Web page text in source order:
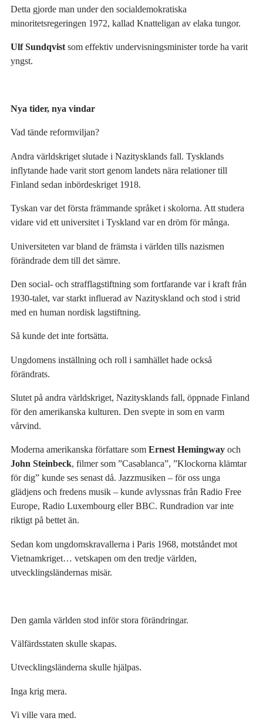
Detta gjorde man under den socialdemokratiska
minoritetsregeringen 1972, kallad Knatteligan av elaka tungor.
Ulf Sundqvistsom effektiv undervisningsminister torde ha varit
yngst.
Nya tider, nya vindar
Vad tände reformviljan?
Andra världskriget slutade i Nazitysklands fall. Tysklands
inflytande hade varit stort genom landets nära relationer till
Finland sedan inbördeskriget 1918.
Tyskan var det första främmande språket i skolorna. Att studera
vidare vid ett universitet i Tyskland var en dröm för många.
Universiteten var bland de främsta i världen tills nazismen
förändrade dem till det sämre.
Den social- och strafflagstiftning som fortfarande var i kraft från
1930-talet, var starkt influerad av Nazityskland och stod i strid
med en human nordisk lagstiftning.
Så kunde det inte fortsätta.
Ungdomens inställning och roll i samhället hade också
förändrats.
Slutet på andra världskriget, Nazitysklands fall, öppnade Finland
för den amerikanska kulturen. Den svepte in som en varm
vårvind.
Moderna amerikanska författare somErnest Hemingway och
John Steinbeck, filmer som ”Casablanca”, ”Klockorna klämtar
för dig” kunde ses senast då. Jazzmusiken – för oss unga
glädjens och fredens musik – kunde avlyssnas från Radio Free
Europe, Radio Luxembourg eller BBC. Rundradion var inte
riktigt på bettet än.
Sedan kom ungdomskravallerna i Paris 1968, motståndet mot
Vietnamkriget… vetskapen om den tredje världen,
utvecklingsländernas misär.
Den gamla världen stod inför stora förändringar.
Välfärdsstaten skulle skapas.
Utvecklingsländerna skulle hjälpas.
Inga krig mera.
Vi ville vara med.